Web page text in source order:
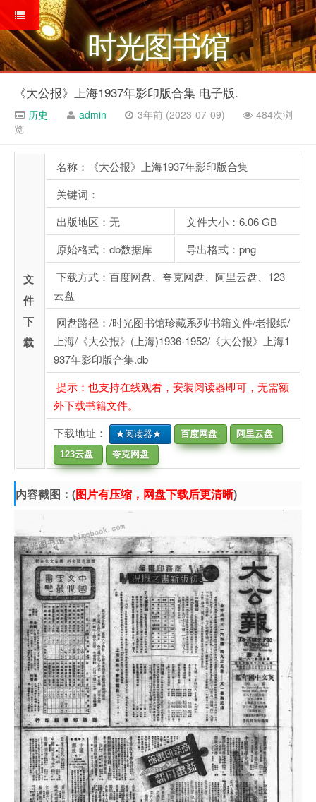
时光图书馆
《大公报》上海1937年影印版合集 电子版.
历史 admin 3年前 (2023-07-09)
484次浏
览
文
件
下
载
名称：《大公报》上海1937年影印版合集
关键词：
出版地区：无
文件大小：6.06 GB
原始格式：db数据库
导出格式：png
下载方式：百度网盘、夸克网盘、阿里云盘、123
云盘
网盘路径：/时光图书馆珍藏系列/书籍文件/老报纸/
上海/《大公报》(上海)1936-1952/《大公报》上海1
937年影印版合集.db
提示：也支持在线观看，安装阅读器即可，无需额
外下载书籍文件。
下载地址：
★阅读器★ 百度网盘
阿里云盘
123云盘
夸克网盘
内容截图：(图片有压缩，网盘下载后更清晰)